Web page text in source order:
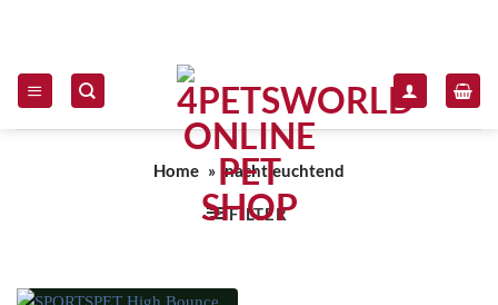
Home » nachtleuchtend
FILTER